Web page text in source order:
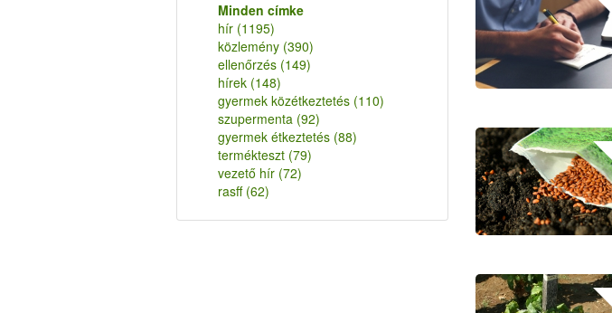
Minden címke
hír (1195)
közlemény (390)
ellenőrzés (149)
hírek (148)
gyermek közétkeztetés (110)
szupermenta (92)
gyermek étkeztetés (88)
termékteszt (79)
vezető hír (72)
rasff (62)